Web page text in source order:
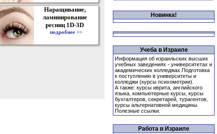
Наращивание,
ламинирование
ресниц 1D-3D
подробнее >>
Новинка!
Учеба в Израиле
Информация об израильских высших
учебных заведениях - университетах и
академических колледжах.Подготовка
к поступлению в университеты и
колледжи (курсы психометрии).
А также: курсы иврита, английского
языка, компьютерные курсы, курсы
бухгалтеров, секретарей, турагентов,
курсы альтернативной медицины.
Полезные ссылки.
Работа в Израиле